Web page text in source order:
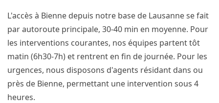
L'accès à Bienne depuis notre base de Lausanne se fait
par autoroute principale, 30-40 min en moyenne. Pour
les interventions courantes, nos équipes partent tôt
matin (6h30-7h) et rentrent en fin de journée. Pour les
urgences, nous disposons d'agents résidant dans ou
près de Bienne, permettant une intervention sous 4
heures.